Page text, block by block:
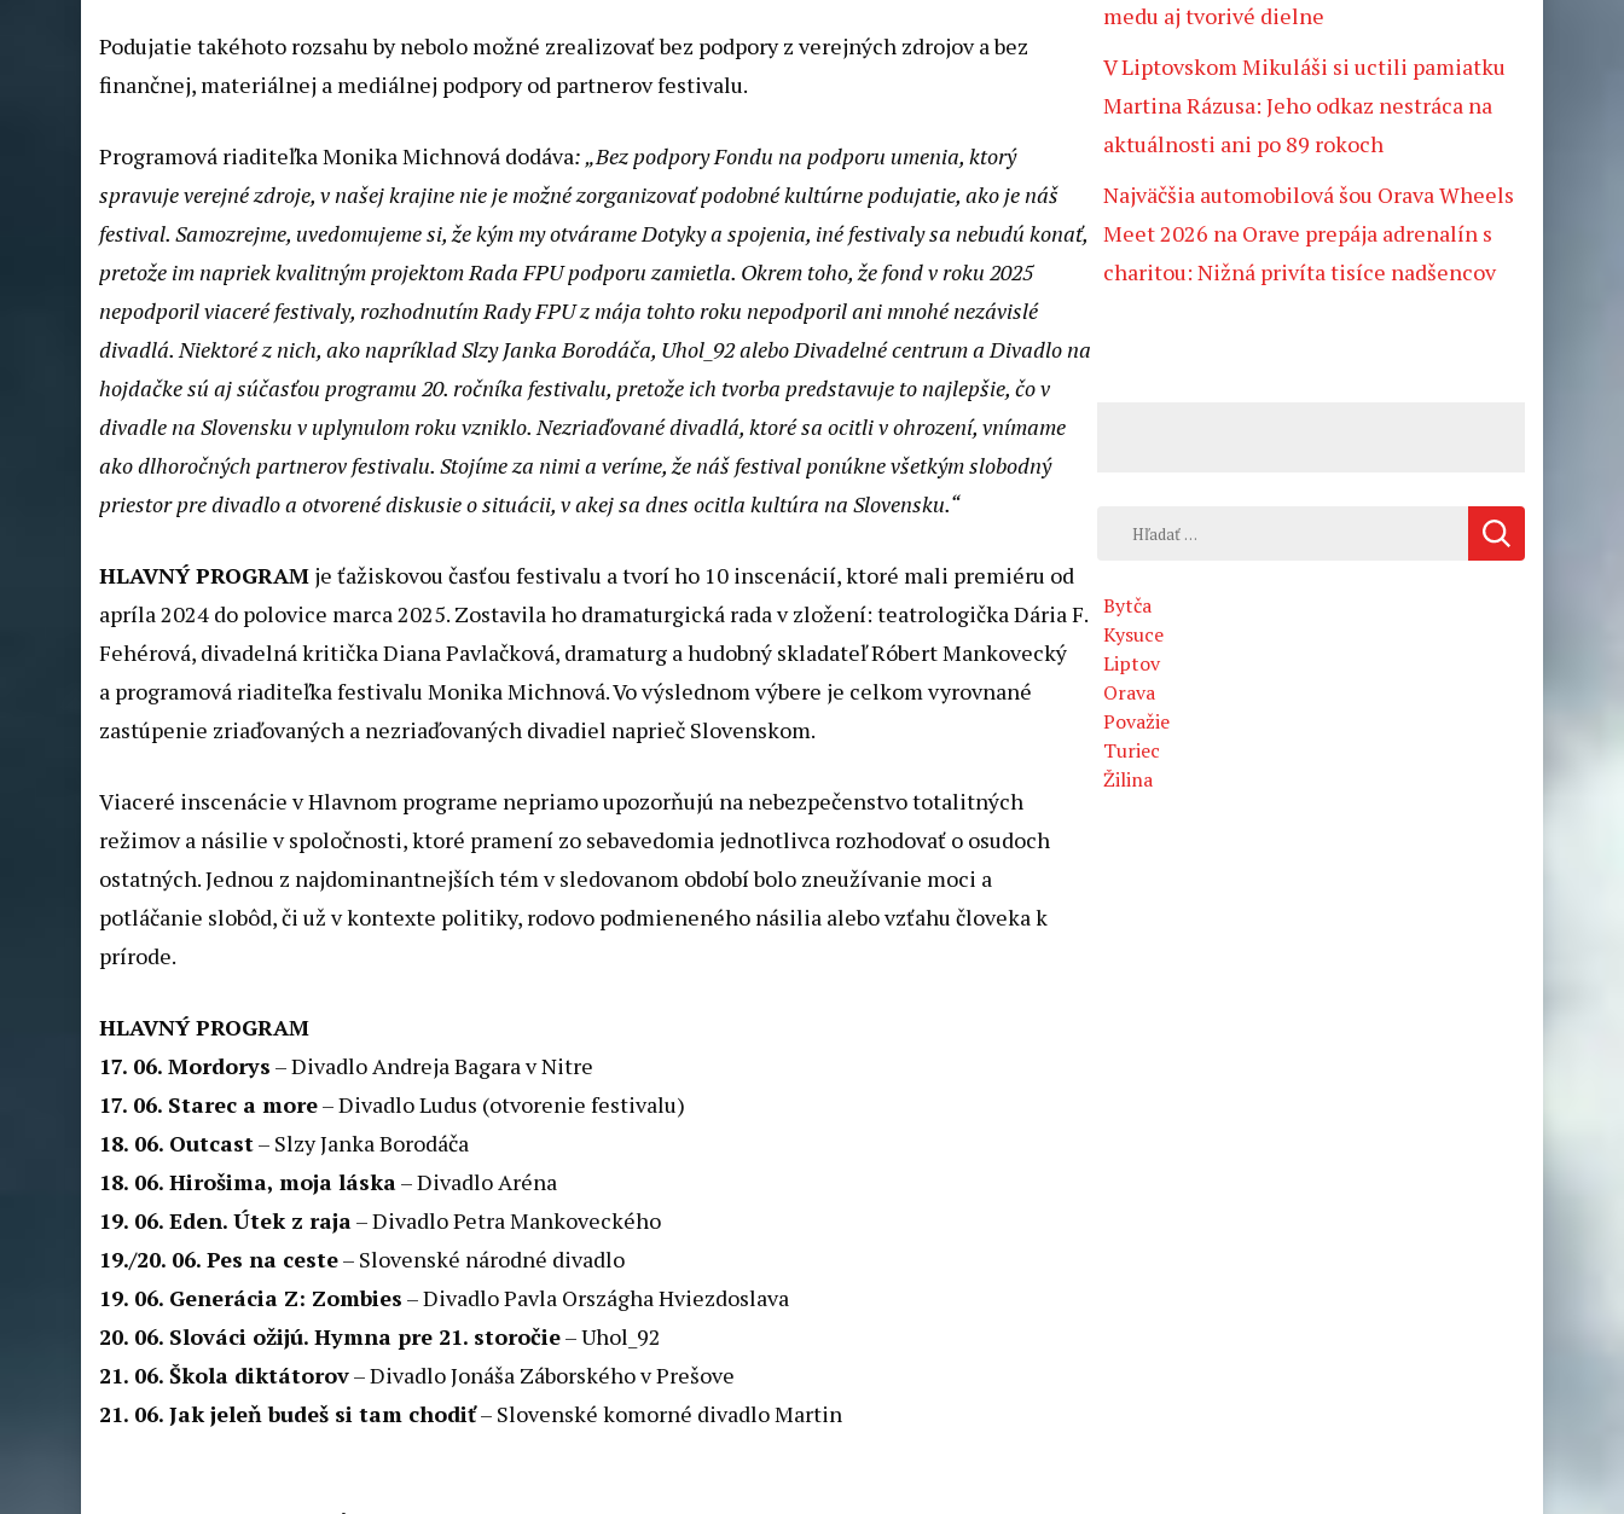
Podujatie takéhoto rozsahu by nebolo možné zrealizovať bez podpory z verejných zdrojov a bez
finančnej, materiálnej a mediálnej podpory od partnerov festivalu.
Programová riaditeľka Monika Michnová dodáva: „Bez podpory Fondu na podporu umenia, ktorý
spravuje verejné zdroje, v našej krajine nie je možné zorganizovať podobné kultúrne podujatie, ako je náš
festival. Samozrejme, uvedomujeme si, že kým my otvárame Dotyky a spojenia, iné festivaly sa nebudú konať,
pretože im napriek kvalitným projektom Rada FPU podporu zamietla. Okrem toho, že fond v roku 2025
nepodporil viaceré festivaly, rozhodnutím Rady FPU z mája tohto roku nepodporil ani mnohé nezávislé
divadlá. Niektoré z nich, ako napríklad Slzy Janka Borodáča, Uhol_92 alebo Divadelné centrum a Divadlo na
hojdačke sú aj súčasťou programu 20. ročníka festivalu, pretože ich tvorba predstavuje to najlepšie, čo v
divadle na Slovensku v uplynulom roku vzniklo. Nezriaďované divadlá, ktoré sa ocitli v ohrození, vnímame
ako dlhoročných partnerov festivalu. Stojíme za nimi a veríme, že náš festival ponúkne všetkým slobodný
priestor pre divadlo a otvorené diskusie o situácii, v akej sa dnes ocitla kultúra na Slovensku.“
HLAVNÝ PROGRAM je ťažiskovou časťou festivalu a tvorí ho 10 inscenácií, ktoré mali premiéru od
apríla 2024 do polovice marca 2025. Zostavila ho dramaturgická rada v zložení: teatrologička Dária F.
Fehérová, divadelná kritička Diana Pavlačková, dramaturg a hudobný skladateľ Róbert Mankovecký
a programová riaditeľka festivalu Monika Michnová. Vo výslednom výbere je celkom vyrovnané
zastúpenie zriaďovaných a nezriaďovaných divadiel naprieč Slovenskom.
Viaceré inscenácie v Hlavnom programe nepriamo upozorňujú na nebezpečenstvo totalitných
režimov a násilie v spoločnosti, ktoré pramení zo sebavedomia jednotlivca rozhodovať o osudoch
ostatných. Jednou z najdominantnejších tém v sledovanom období bolo zneužívanie moci a
potláčanie slobôd, či už v kontexte politiky, rodovo podmieneného násilia alebo vzťahu človeka k
prírode.
HLAVNÝ PROGRAM
17. 06. Mordorys – Divadlo Andreja Bagara v Nitre
17. 06. Starec a more– Divadlo Ludus (otvorenie festivalu)
18. 06. Outcast– Slzy Janka Borodáča
18. 06. Hirošima, moja láska– Divadlo Aréna
19. 06. Eden. Útek z raja– Divadlo Petra Mankoveckého
19./20. 06. Pes na ceste– Slovenské národné divadlo
19. 06. Generácia Z: Zombies – Divadlo Pavla Országha Hviezdoslava
20. 06. Slováci ožijú. Hymna pre 21. storočie– Uhol_92
21. 06. Škola diktátorov– Divadlo Jonáša Záborského v Prešove
21. 06. Jak jeleň budeš si tam chodiť– Slovenské komorné divadlo Martin
medu aj tvorivé dielne
V Liptovskom Mikuláši si uctili pamiatku
Martina Rázusa: Jeho odkaz nestráca na
aktuálnosti ani po 89 rokoch
Najväčšia automobilová šou Orava Wheels
Meet 2026 na Orave prepája adrenalín s
charitou: Nižná privíta tisíce nadšencov
Hľadať:
Bytča
Kysuce
Liptov
Orava
Považie
Turiec
Žilina